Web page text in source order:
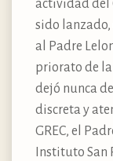
actividad del
sido
al Padre
priorato de la
dejó nunca
discreta y
GREC, el
Instituto San